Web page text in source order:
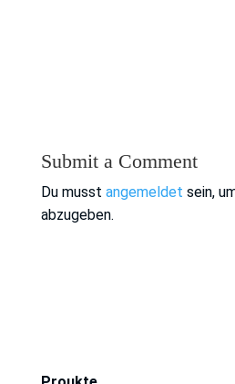
Submit a Comment
Du musst angemeldet sein,
abzugeben.